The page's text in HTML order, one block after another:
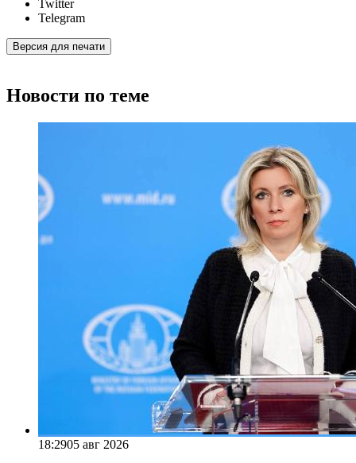
Twitter
Telegram
Версия для печати
Новости по теме
18:2905 авг 2026